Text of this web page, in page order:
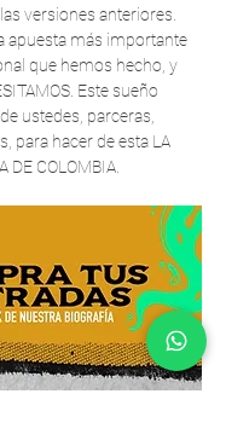
versiones anteriores.
apuesta más importante
que hemos hecho, y
Este sueño
ustedes, parceras,
para hacer de esta LA
DE COLOMBIA.